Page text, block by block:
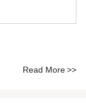
Read More